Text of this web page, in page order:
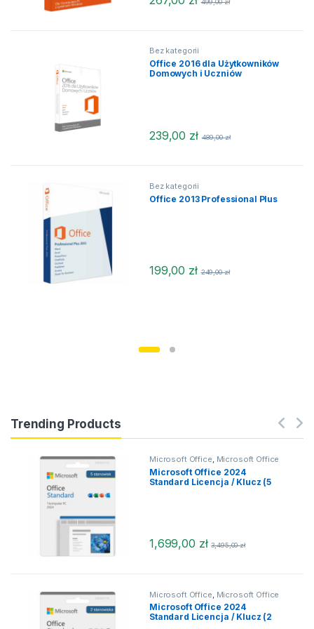
499,00zł
Bez kategorii
Office 2016 dla Użytkowników
Domowych i Uczniów
239,00 zł 489,00zł
Bez kategorii
Office 2013 Professional Plus
199,00 zł 249,00zł
Trending Products
Microsoft Office, Microsoft Office
2024 Microsoft Office 2024
MacOS,Office dla MacOS
Microsoft Office 2024
Standard Licencja / Klucz (5
1,699,00 zł 3,495,00zł
Microsoft Office Microsoft Office
2024 Microsoft Office 2024
MacOS,Microsoft Office 2024
macOS,Office dla MacOS
Microsoft Office 2024
Standard Licencja / Klucz (2